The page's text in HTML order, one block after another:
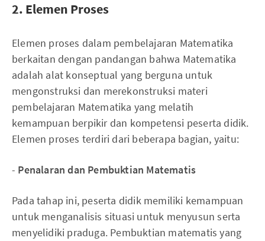
2. Elemen Proses
Elemen proses dalam pembelajaran Matematika
berkaitan dengan pandangan bahwa Matematika
adalah alat konseptual yang berguna untuk
mengonstruksi dan merekonstruksi materi
pembelajaran Matematika yang melatih
kemampuan berpikir dan kompetensi peserta didik.
Elemen proses terdiri dari beberapa bagian, yaitu:
- Penalaran dan Pembuktian Matematis
Pada tahap ini, peserta didik memiliki kemampuan
untuk menganalisis situasi untuk menyusun serta
menyelidiki praduga. Pembuktian matematis yang